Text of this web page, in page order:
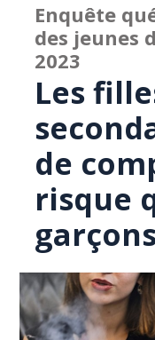
Enquête
des jeunes
2023
Les
de
risque